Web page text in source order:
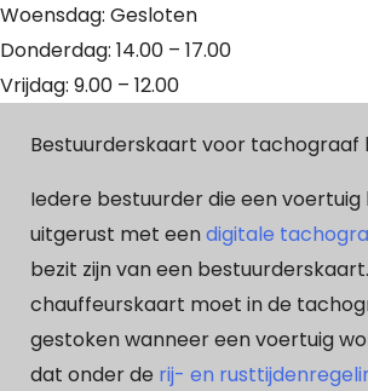
Woensdag: Gesloten
Donderdag: 14.00 – 17.00
Vrijdag: 9.00 – 12.00
Bestuurderskaart voor tachograaf
Iedere bestuurder die een
uitgerust met eendigitale
bezit zijn van een
chauffeurskaart moet in de
gestoken wanneer een voertuig
dat onder de rij- en